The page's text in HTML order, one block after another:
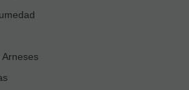
Arneses